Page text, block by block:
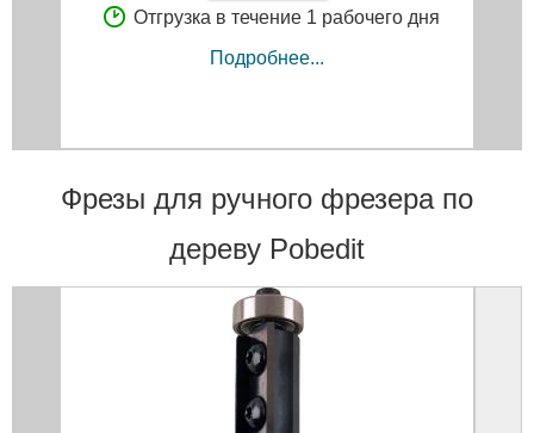
Отгрузка в течение 1 рабочего дня
Подробнее...
Фрезы для ручного фрезера по
дереву Pobedit